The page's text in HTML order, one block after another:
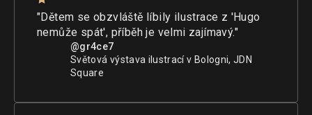
"Dětem se obzvláště líbily ilustrace z 'Hugo
nemůže spát', příběh je velmi zajímavý."
@gr4ce7
Světová výstava ilustrací v Bologni, JDN
Square